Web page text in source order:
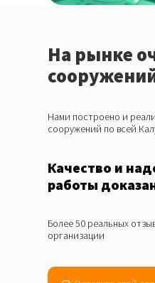
На рынке
Нами построено и
сооружений по всей
Качество и
работы
Более 50 реальных
организации